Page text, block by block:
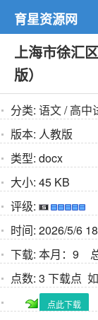
育星资源网
上海市徐汇
版）
分类: 语文/高中
版本: 人教版
类型: docx
大小: 45 KB
评级:
时间: 2026/5/6
下载: 本月：9
点数: 3 下载点
点此下载